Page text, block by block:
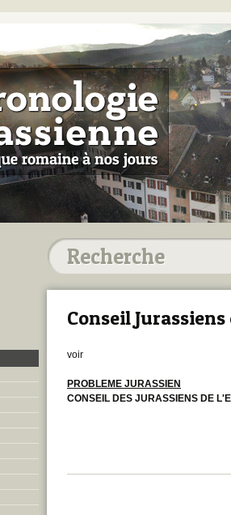
Conseil
voir
PROBLEME JURASSIEN
CONSEIL DES JURASSIENS DE